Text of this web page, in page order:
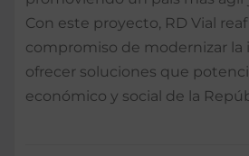
Con este proyecto, RD Vial
compromiso de modernizar la
ofrecer soluciones que
económico y social de la